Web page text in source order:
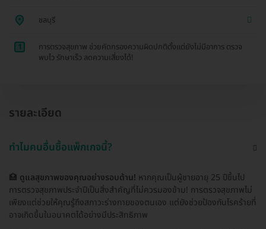
ชลบุรี
1
การตรวจสุขภาพ ช่วยคัดกรองความผิดปกติตั้งแต่ยังไม่มีอาการ ตรวจ
พบไว รักษาเร็ว ลดความเสี่ยงได้!
รายละเอียด
ทำไมคนอื่นซื้อแพ็กเกจนี้?
🏥 ดูแลสุขภาพของคุณอย่างรอบด้าน! หากคุณเป็นผู้ชายอายุ 25 ปีขึ้นไป
การตรวจสุขภาพประจำปีเป็นสิ่งสำคัญที่ไม่ควรมองข้าม! การตรวจสุขภาพไม่
เพียงแต่ช่วยให้คุณรู้ถึงสภาวะร่างกายของตนเอง แต่ยังช่วยป้องกันโรคร้ายที่
อาจเกิดขึ้นในอนาคตได้อย่างมีประสิทธิภาพ